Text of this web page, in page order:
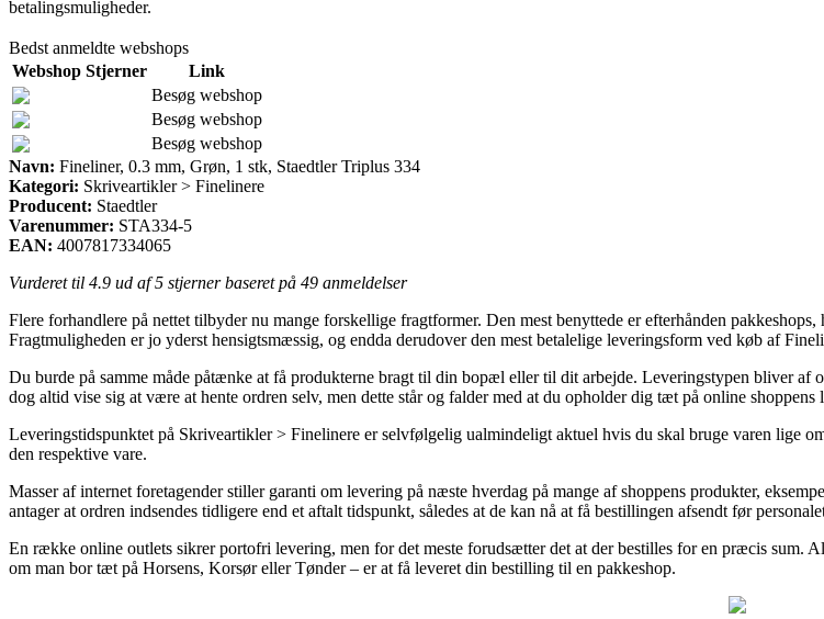
betalingsmuligheder.
Bedst anmeldte webshops
Webshop Stjerner
Link
Besøg webshop
Besøg webshop
Besøg webshop
Navn: Fineliner, 0.3 mm, Grøn, 1 stk, Staedtler Triplus 334
Kategori: Skriveartikler > Finelinere
Producent: Staedtler
Varenummer: STA334-5
EAN: 4007817334065
Vurderet til 4.9 ud af 5 stjerner baseret på 49 anmeldelser
Flere forhandlere på nettet tilbyder nu mange forskellige fragtformer. Den mest benyttede er efterhånden
Fragtmuligheden er jo yderst hensigtsmæssig, og endda derudover den mest betalelige leveringsform ved køb af
Du burde på samme måde påtænke at få produkterne bragt til din bopæl eller til dit arbejde. Leveringstypen bliver
dog altid vise sig at være at hente ordren selv, men dette står og falder med at du opholder dig tæt på online shoppens
Leveringstidspunktet på Skriveartikler > Finelinere er selvfølgelig ualmindeligt aktuel hvis du skal bruge varen lige
den respektive vare.
Masser af internet foretagender stiller garanti om levering på næste hverdag på mange af shoppens produkter,
antager at ordren indsendes tidligere end et aftalt tidspunkt, således at de kan nå at få bestillingen afsendt før
En række online outlets sikrer portofri levering, men for det meste forudsætter det at der bestilles for en præcis
om man bor tæt på Horsens, Korsør eller Tønder – er at få leveret din bestilling til en pakkeshop.